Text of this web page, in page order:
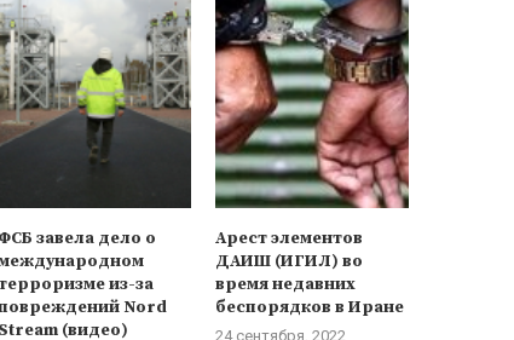
наплыве беженцев...
8 сентября, 2021
планах создать военный
6 апреля, 2021
ФСБ завела дело о
из-за
Nord
Stream (видео)
Арест элементов
ДАИШ (ИГИЛ) во
время недавних
беспорядков в Иране
24 сентября, 2022